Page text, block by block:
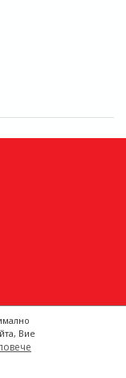
Вие